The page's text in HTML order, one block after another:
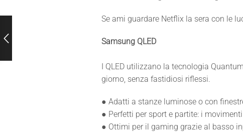
Se ami guardare Netflix la sera con le
Samsung QLED
I QLED utilizzano la tecnologia
giorno, senza fastidiosi riflessi.
● Adatti a stanze luminose o con
● Perfetti per sport e partite: i
● Ottimi per il gaming grazie al basso